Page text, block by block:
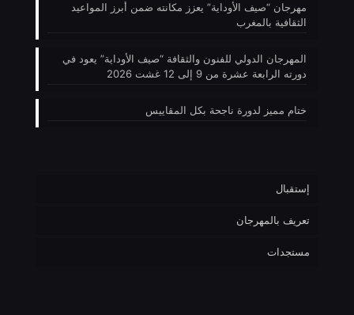
مهرجان “صيف الأوداية” يعزز مكانته ضمن أبرز المواعيد
الثقافية بالمغرب
المهرجان الدولي للفنون والثقافة “صيف الأوداية” يعود في
دورته الرابعة عشرة من 9 إلى 12 غشت 2026
ختام مميز لدورة ناجحة بكل المقاييس
إستقبال
تعريف بالمهرجان
مستجدات